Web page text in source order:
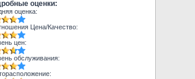
оценки:
оценка:
Цена/Качество:
цен:
обслуживания: